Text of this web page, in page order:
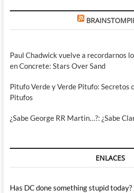
Paul Chadwick vuelve a recordarnos
en Concrete: Stars Over Sand
Pitufo Verde y Verde Pitufo: Secretos
Pitufos
¿Sabe George RR Martin…?: ¿Sabe
ENLACES
Has DC done something stupid today?